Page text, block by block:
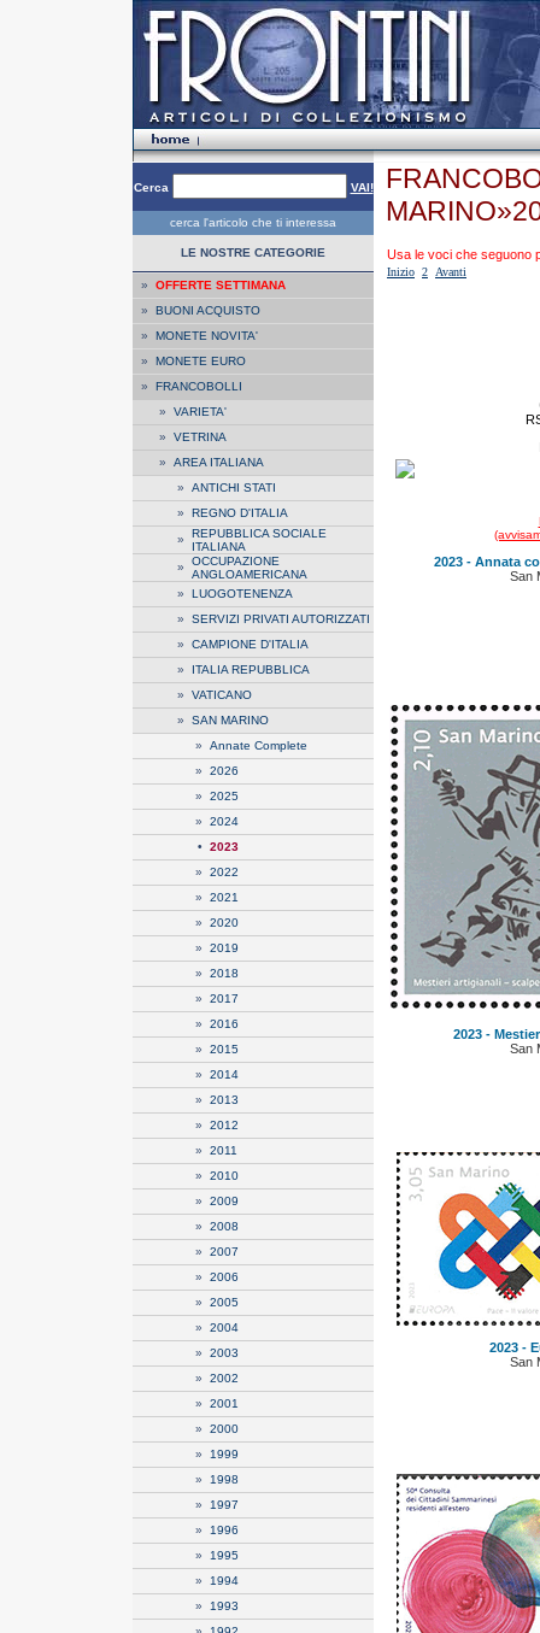
Cerca VAI!
cerca l'articolo che ti interessa
LE NOSTRE CATEGORIE
» OFFERTE SETTIMANA
» BUONI ACQUISTO
» MONETE NOVITA'
» MONETE EURO
» FRANCOBOLLI
» VARIETA'
» VETRINA
» AREA ITALIANA
» ANTICHI STATI
» REGNO D'ITALIA
» REPUBBLICA SOCIALE
ITALIANA
» OCCUPAZIONE
ANGLOAMERICANA
» LUOGOTENENZA
» SERVIZI PRIVATI AUTORIZZATI
» CAMPIONE D'ITALIA
» ITALIA REPUBBLICA
» VATICANO
» SAN MARINO
» Annate Complete
» 2026
» 2025
» 2024
• 2023
» 2022
» 2021
» 2020
» 2019
» 2018
» 2017
» 2016
» 2015
» 2014
» 2013
» 2012
» 2011
» 2010
» 2009
» 2008
» 2007
» 2006
» 2005
» 2004
» 2003
» 2002
» 2001
» 2000
» 1999
» 1998
» 1997
» 1996
» 1995
» 1994
» 1993
Usa le voci che seguono
Inizio 2 Avanti
2023 - Annata
San
2023 -
San
2023 -
San